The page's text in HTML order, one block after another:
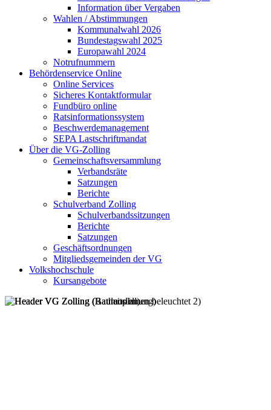
Information über Vergaben
Wahlen / Abstimmungen
Kommunalwahl 2026
Bundestagswahl 2025
Europawahl 2024
Notrufnummern
Behördenservice Online
Online Services
Sicheres Kontaktformular
Fundbüro online
Ratsinformationssystem
Beschwerdemanagement
SEPA Lastschriftmandat
Über die VG-Zolling
Gemeinschaftsversammlung
Verbandsräte
Satzungen
Berichte
Schulverband Zolling
Schulverbandssitzungen
Berichte
Satzungen
Geschäftsordnungen
Mitgliedsgemeinden der VG
Volkshochschule
Kursangebote